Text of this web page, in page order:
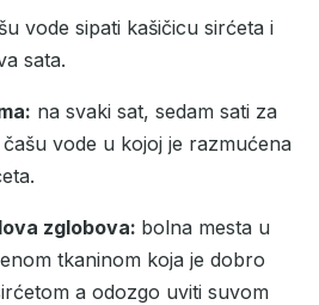
vode sipati kašičicu sirćeta i
sata.
na svaki sat, sedam sati za
vode u kojoj je razmućena
zglobova: bolna mesta u
tkaninom koja je dobro
a odozgo uviti suvom